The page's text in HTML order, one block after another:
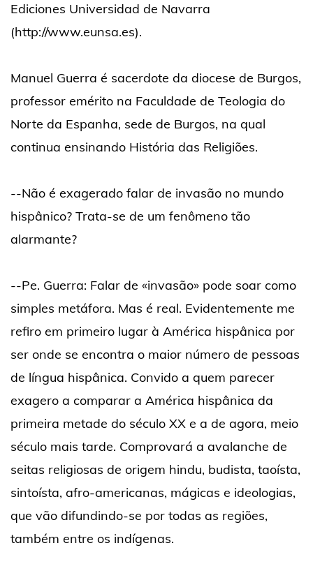
Ediciones Universidad de Navarra
(http://www.eunsa.es).
Manuel Guerra é sacerdote da diocese de Burgos,
professor emérito na Faculdade de Teologia do
Norte da Espanha, sede de Burgos, na qual
continua ensinando História das Religiões.
--Não é exagerado falar de invasão no mundo
hispânico? Trata-se de um fenômeno tão
alarmante?
--Pe. Guerra: Falar de «invasão» pode soar como
simples metáfora. Mas é real. Evidentemente me
refiro em primeiro lugar à América hispânica por
ser onde se encontra o maior número de pessoas
de língua hispânica. Convido a quem parecer
exagero a comparar a América hispânica da
primeira metade do século XX e a de agora, meio
século mais tarde. Comprovará a avalanche de
seitas religiosas de origem hindu, budista, taoísta,
sintoísta, afro-americanas, mágicas e ideologias,
que vão difundindo-se por todas as regiões,
também entre os indígenas.